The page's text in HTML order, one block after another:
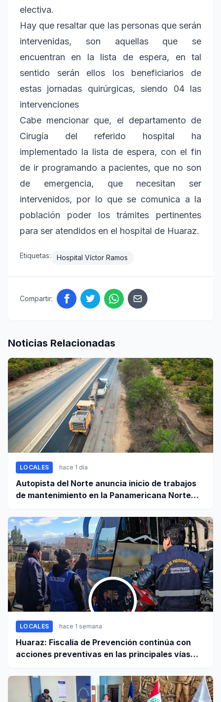
electiva.
Hay que resaltar que las personas que serán
intervenidas, son aquellas que se
encuentran en la lista de espera, en tal
sentido serán ellos los beneficiarios de
estas jornadas quirúrgicas, siendo 04 las
intervenciones
Cabe mencionar que, el departamento de
Cirugía del referido hospital ha
implementado la lista de espera, con el fin
de ir programando a pacientes, que no son
de emergencia, que necesitan ser
intervenidos, por lo que se comunica a la
población poder los trámites pertinentes
para ser atendidos en el hospital de Huaraz.
Etiquetas: Hospital Víctor Ramos
Compartir:
Noticias Relacionadas
LOCALES hace 1 día
Autopista del Norte anuncia inicio de trabajos
de mantenimiento en la Panamericana Norte
LOCALES hace 1 semana
Huaraz: Fiscalía de Prevención continúa con
acciones preventivas en las principales vías